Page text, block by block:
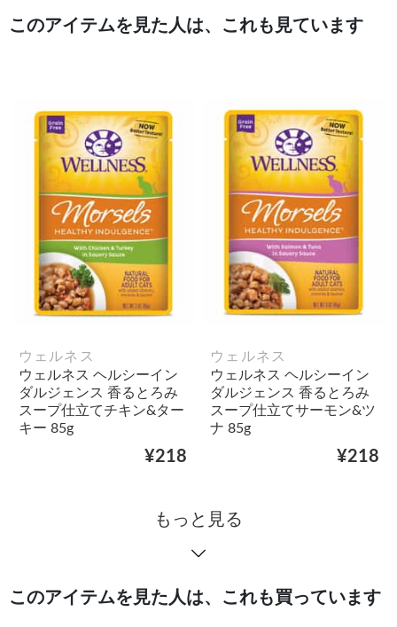
このアイテムを見た人は、これも見ています
ウェルネス
ウェルネス ヘルシーイン
ダルジェンス 香るとろみ
スープ仕立てチキン&ター
キー 85g
¥218
ウェルネス
ウェルネス ヘルシーイン
ダルジェンス 香るとろみ
スープ仕立てサーモン&ツ
ナ 85g
¥218
もっと見る
このアイテムを見た人は、これも買っています